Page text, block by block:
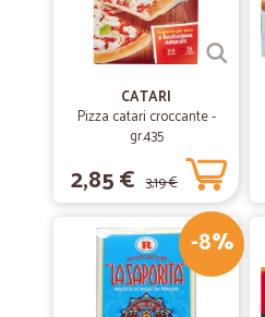
CATARI
Pizza catari croccante -
gr.435
2,85 € 3,19 €
-8%